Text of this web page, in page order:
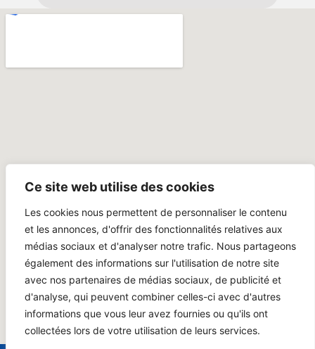
Ce site web utilise des cookies
Les cookies nous permettent de personnaliser le contenu
et les annonces, d'offrir des fonctionnalités relatives aux
médias sociaux et d'analyser notre trafic. Nous partageons
également des informations sur l'utilisation de notre site
avec nos partenaires de médias sociaux, de publicité et
d'analyse, qui peuvent combiner celles-ci avec d'autres
informations que vous leur avez fournies ou qu'ils ont
collectées lors de votre utilisation de leurs services.